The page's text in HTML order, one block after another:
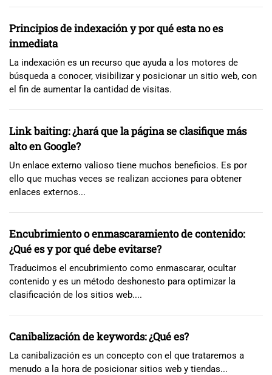
Principios de indexación y por qué esta no es
inmediata
La indexación es un recurso que ayuda a los motores de
búsqueda a conocer, visibilizar y posicionar un sitio web, con
el fin de aumentar la cantidad de visitas.
Link baiting: ¿hará que la página se clasifique más
alto en Google?
Un enlace externo valioso tiene muchos beneficios. Es por
ello que muchas veces se realizan acciones para obtener
enlaces externos...
Encubrimiento o enmascaramiento de contenido:
¿Qué es y por qué debe evitarse?
Traducimos el encubrimiento como enmascarar, ocultar
contenido y es un método deshonesto para optimizar la
clasificación de los sitios web....
Canibalización de keywords: ¿Qué es?
La canibalización es un concepto con el que trataremos a
menudo a la hora de posicionar sitios web y tiendas...